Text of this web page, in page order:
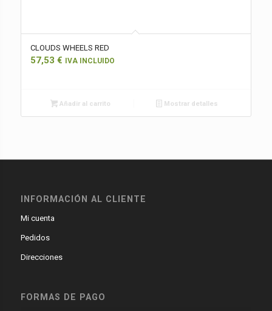
CLOUDS WHEELS RED
57,53 € IVA INCLUIDO
Añadir al carrito Mostrar detalles
INFORMACIÓN AL CLIENTE
Mi cuenta
Pedidos
Direcciones
FORMAS DE PAGO